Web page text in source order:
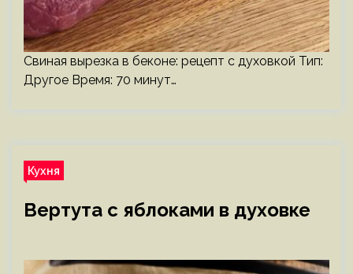
Свиная вырезка в беконе: рецепт с духовкой Тип:
Другое Время: 70 минут…
Кухня
Вертута с яблоками в духовке